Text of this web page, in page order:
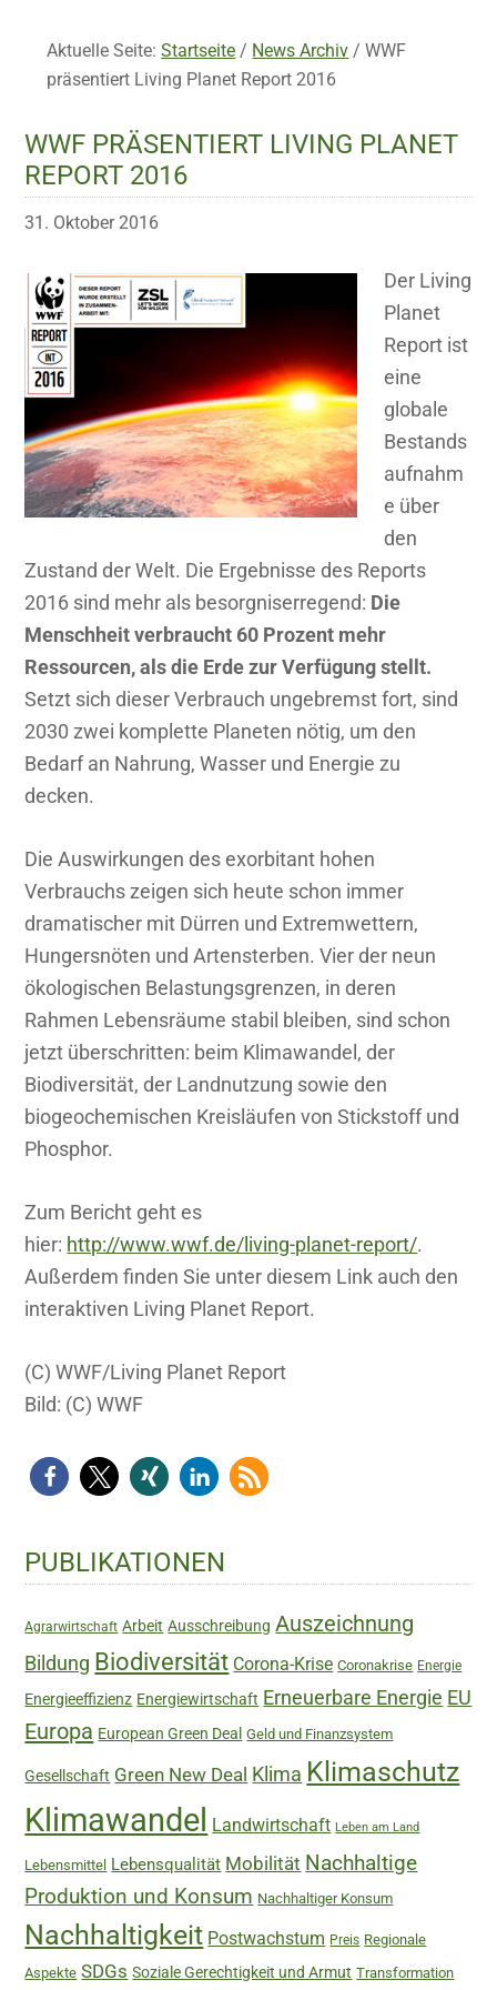
Aktuelle Seite:Startseite / News Archiv / WWF
präsentiert Living Planet Report 2016
WWF PRÄSENTIERT LIVING PLANET
REPORT 2016
31. Oktober 2016
Der Living
Planet
Report ist
eine
globale
Bestands
aufnahm
e über
den
Zustand der Welt. Die Ergebnisse des Reports
2016 sind mehr als besorgniserregend: Die
Menschheit verbraucht 60 Prozent mehr
Ressourcen, als die Erde zur Verfügung stellt.
Setzt sich dieser Verbrauch ungebremst fort, sind
2030 zwei komplette Planeten nötig, um den
Bedarf an Nahrung, Wasser und Energie zu
decken.
Die Auswirkungen des exorbitant hohen
Verbrauchs zeigen sich heute schon immer
dramatischer mit Dürren und Extremwettern,
Hungersnöten und Artensterben. Vier der neun
ökologischen Belastungsgrenzen, in deren
Rahmen Lebensräume stabil bleiben, sind schon
jetzt überschritten: beim Klimawandel, der
Biodiversität, der Landnutzung sowie den
biogeochemischen Kreisläufen von Stickstoff und
Phosphor.
Zum Bericht geht es
hier: http://www.wwf.de/living-planet-report/.
Außerdem finden Sie unter diesem Link auch den
interaktiven Living Planet Report.
(C) WWF/Living Planet Report
Bild: (C) WWF
Haupt-
Sidebar
PUBLIKATIONEN
Agrarwirtschaft Arbeit Ausschreibung Auszeichnung
Bildung Biodiversität Corona-Krise Coronakrise Energie
Energieeffizienz Energiewirtschaft Erneuerbare Energie EU
Europa European Green Deal Geld und Finanzsystem
Gesellschaft Green New Deal Klima Klimaschutz
Klimawandel Landwirtschaft Leben am Land
Lebensmittel Lebensqualität Mobilität Nachhaltige
Produktion und Konsum Nachhaltiger Konsum
Nachhaltigkeit Postwachstum Preis Regionale
Aspekte SDGs Soziale Gerechtigkeit und Armut Transformation